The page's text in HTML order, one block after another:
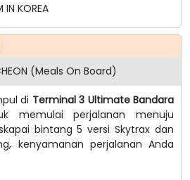
IN KOREA
(Meals On Board)
di Terminal 3 Ultimate Bandara
memulai perjalanan menuju
bintang 5 versi Skytrax dan
kenyamanan perjalanan Anda